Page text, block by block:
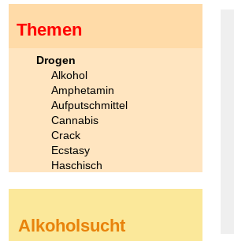
Themen
Drogen
Alkohol
Amphetamin
Aufputschmittel
Cannabis
Crack
Ecstasy
Haschisch
Kokain
Alkoholsucht